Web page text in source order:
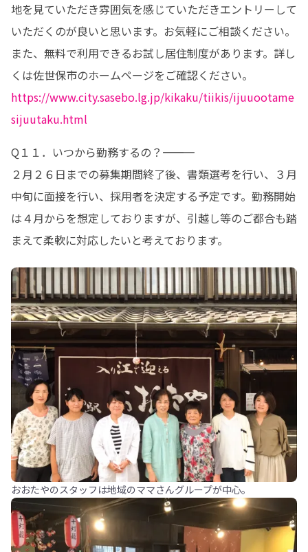
地を見ていただき雰囲気を感じていただきエントリーして
いただくのが良いと思います。お気軽にご相談ください。
また、無料で利用できるお試し居住制度があります。詳し
くは佐世保市のホームページをご確認ください。
https://www.city.sasebo.lg.jp/kikaku/tiikis/ijuuootame
sijuutaku.html
Q１１．いつから勤務するの？―――――――――――
２月２６日までの募集期間終了後、書類選考を行い、３月
中旬に面接を行い、採用者を決定する予定です。勤務開始
は４月からを想定しておりますが、引越し等のご都合も踏
まえて柔軟に対応したいと考えております。
おおたやのスタッフは地域のママさんグループが中心。